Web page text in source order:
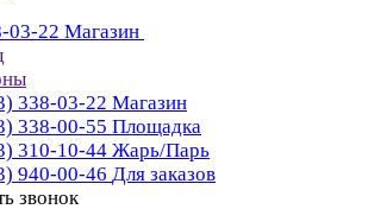
03-22 Магазин
338-03-22 Магазин
338-00-55 Площадка
310-10-44 Жарь/Парь
940-00-46 Для заказов
звонок